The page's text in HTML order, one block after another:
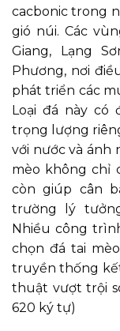
cacbonic trong
gió núi. Các
Giang, Lạng
Phương, nơi
phát triển các
Loại đá này có
trọng lượng
với nước và ánh
mèo không chỉ
còn giúp cân
trường lý
Nhiều công
chọn đá tai
truyền thống
thuật vượt trội
620 ký tự)